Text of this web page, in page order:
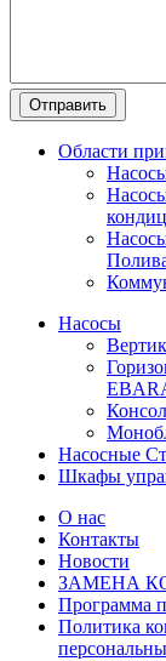
Области
Насосы
Насосные
Шкафы
О нас
Контакты
Новости
ЗАМЕНА
Программа
Политика